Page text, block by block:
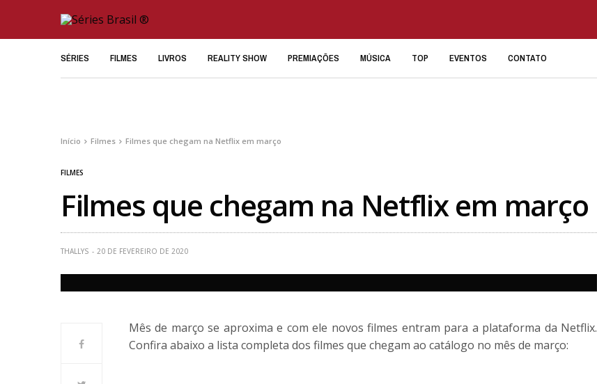
SÉRIES FILMES LIVROS REALITY SHOW PREMIAÇÕES MÚSICA TOP EVENTOS CONTATO
Início Filmes Filmes que chegam na Netflix em março
FILMES
Filmes que chegam na Netflix em março
THALLYS 20 DE FEVEREIRO DE 2020
Mês de março se aproxima e com ele novos filmes entram para a plataforma da Netflix.
Confira abaixo a lista completa dos filmes que chegam ao catálogo no mês de março: